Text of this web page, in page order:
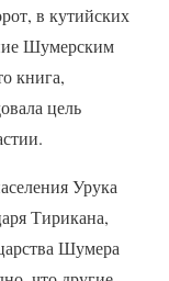
в кутийских
Шумерским
книга,
цель
Урука
Тирикана,
Шумера